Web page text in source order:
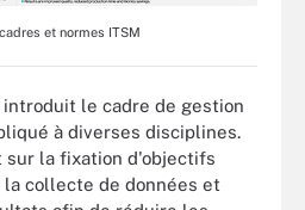
et normes ITSM
introduit le cadre de gestion
à diverses disciplines.
sur la fixation d'objectifs
collecte de données et